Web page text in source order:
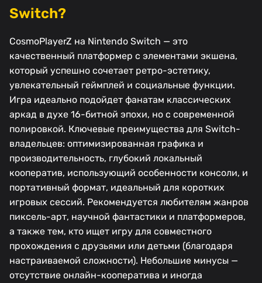
Switch?
CosmoPlayerZ на Nintendo Switch — это
качественный платформер с элементами экшена,
который успешно сочетает ретро-эстетику,
увлекательный геймплей и социальные функции.
Игра идеально подойдет фанатам классических
аркад в духе 16-битной эпохи, но с современной
полировкой. Ключевые преимущества для Switch-
владельцев: оптимизированная графика и
производительность, глубокий локальный
кооператив, использующий особенности консоли, и
портативный формат, идеальный для коротких
игровых сессий. Рекомендуется любителям жанров
пиксель-арт, научной фантастики и платформеров,
а также тем, кто ищет игру для совместного
прохождения с друзьями или детьми (благодаря
настраиваемой сложности). Небольшие минусы —
отсутствие онлайн-кооператива и иногда